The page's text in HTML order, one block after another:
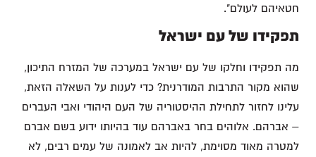
חטאיהם לעולם".
תפקידו של עם ישראל
מה תפקידו וחלקו של עם ישראל במערכה של המזרח התיכון,
שהוא מקור התרבות המודרנית? כדי לענות על השאלה הזאת,
עלינו לחזור לתחילת ההיסטוריה של העם היהודי ואבי העברים
– אברהם. אלוהים בחר באברהם עוד בהיותו ידוע בשם אברם
למטרה מאוד מסוימת, להיות אב לאמונה של עמים רבים, לא